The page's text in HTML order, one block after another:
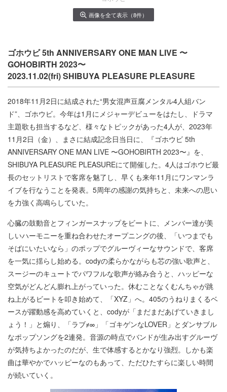
画像を全て表示（8件）
ゴホウビ 5th ANNIVERSARY ONE MAN LIVE 〜
GOHOBIRTH 2023〜
2023.11.02(fri) SHIBUYA PLEASURE PLEASURE
2018年11月2日に結成された“男女混声豆腐メンタル4人組バン
ド”、ゴホウビ。今年は1月にメジャーデビューをはたし、ドラマ
主題歌も担当するなど、様々なトピックがあった4人が、2023年
11月2日（金）、まさに結成記念日当日に、『ゴホウビ 5th
ANNIVERSARY ONE MAN LIVE 〜GOHOBIRTH 2023〜』を、
SHIBUYA PLEASURE PLEASUREにて開催した。4人はゴホウビ最
長のセットリストで客席を魅了し、早くも来年11月にワンマンラ
イブを行なうことを発表。5周年の感謝の気持ちと、未来への思い
を力強く高鳴らしていた。
心臓の鼓動音とフィンガースナップをビートに、メンバー達が美
しいハーモニーを重ね合わせたオープニングの後、「いつまでも
そばにいたいなら」のポップでグルーヴィーなサウンドで、客席
を一気に揺らし始める。codyの柔らかながらも芯の強い歌声と、
スージーのキュートでパワフルな歌声が絡み合うと、ハッピーな
空気がどんどん膨れ上がっていった。休むことなくむんちゃが跳
ね上がるビートを叩き始めて、「XYZ」へ。405のうねりまくるベ
ースが躍動感を高めていくと、codyが「まだまだあげていきまし
ょう！」と煽り、「ラブ≠∞」「ゴキゲンなLOVER」とダンサブル
なポップソングを2連発。音源の時点でバンドが生み出すグルーヴ
が気持ちよかったのだが、生で体感するとかなり強烈。しかも楽
曲は華やかでハッピーなのもあって、ただひたすらに楽しい時間
が続いていく。